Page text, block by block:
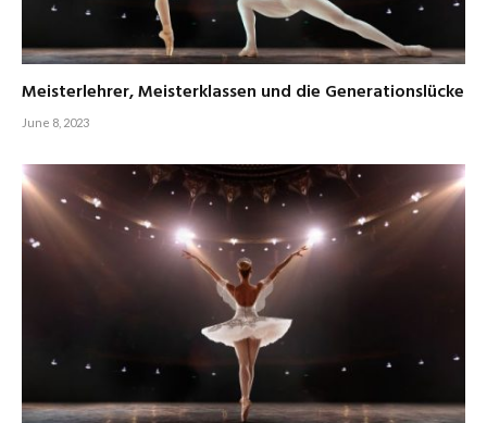
Meisterlehrer, Meisterklassen und die Generationslücke
June 8, 2023